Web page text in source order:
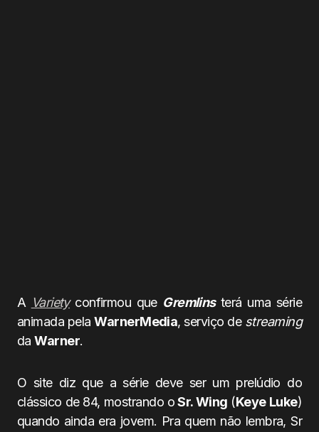
A Varietyconfirmou que Gremlinsterá uma série
animada pelaWarnerMedia, serviço de streaming
daWarner.
O site diz que a série deve ser um prelúdio do
clássico de 84, mostrando oSr. Wing (Keye Luke)
quando ainda era jovem. Pra quem não lembra, Sr